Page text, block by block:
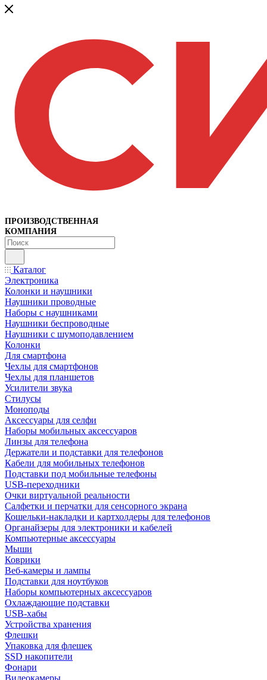
ПРОИЗВОДСТВЕННАЯ
КОМПАНИЯ
Каталог
Электроника
Колонки и наушники
Наушники проводные
Наборы с наушниками
Наушники беспроводные
Наушники с шумоподавлением
Колонки
Для смартфона
Чехлы для смартфонов
Чехлы для планшетов
Усилители звука
Стилусы
Моноподы
Аксессуары для селфи
Наборы мобильных аксессуаров
Линзы для телефона
Держатели и подставки для телефонов
Кабели для мобильных телефонов
Подставки под мобильные телефоны
USB-переходники
Очки виртуальной реальности
Салфетки и перчатки для сенсорного экрана
Кошельки-накладки и картхолдеры для телефонов
Органайзеры для электроники и кабелей
Компьютерные аксессуары
Мыши
Коврики
Веб-камеры и лампы
Подставки для ноутбуков
Наборы компьютерных аксессуаров
Охлаждающие подставки
USB-хабы
Устройства хранения
Флешки
Упаковка для флешек
SSD накопители
Фонари
Видеокамеры